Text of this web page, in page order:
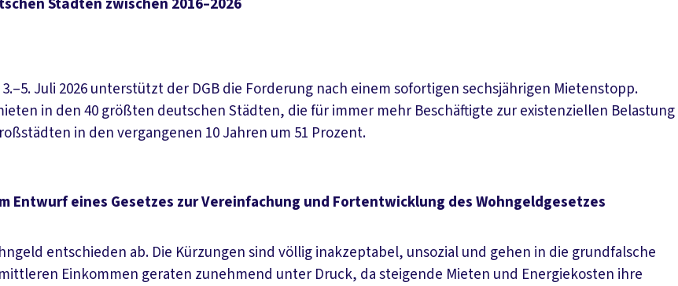
Städten zwischen 2016–2026
Juli 2026 unterstützt der DGB die Forderung nach einem sofortigen sechsjährigen Mietenstopp.
in den 40 größten deutschen Städten, die für immer mehr Beschäftigte zur existenziellen Belastung
in den vergangenen 10 Jahren um 51 Prozent.
Entwurf eines Gesetzes zur Vereinfachung und Fortentwicklung des Wohngeldgesetzes
entschieden ab. Die Kürzungen sind völlig inakzeptabel, unsozial und gehen in die grundfalsche
Einkommen geraten zunehmend unter Druck, da steigende Mieten und Energiekosten ihre